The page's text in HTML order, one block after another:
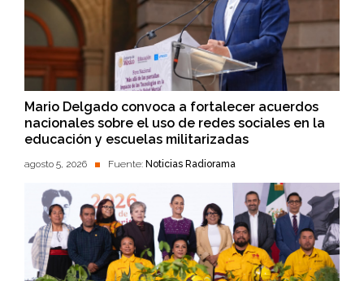
Mario Delgado convoca a fortalecer acuerdos
nacionales sobre el uso de redes sociales en la
educación y escuelas militarizadas
agosto 5, 2026 Fuente: Noticias Radiorama